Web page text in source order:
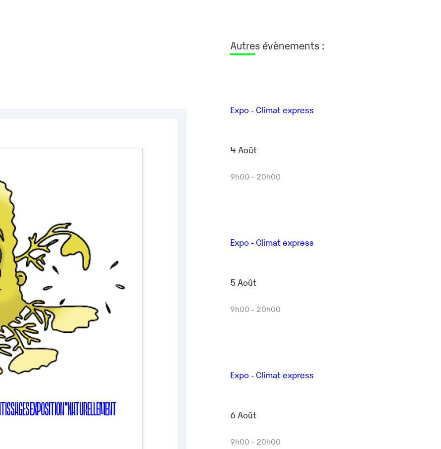
EXPOSITION "NATURELLEMENT
Autres évènements :
Expo - Climat express
4 Août
9h00 - 20h00
Expo - Climat express
5 Août
9h00 - 20h00
Expo - Climat express
6 Août
9h00 - 20h00